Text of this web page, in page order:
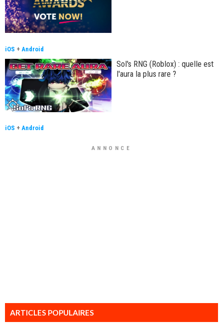
iOS + Android
Sol's RNG (Roblox) : quelle est
l'aura la plus rare ?
iOS + Android
ANNONCE
ARTICLES POPULAIRES